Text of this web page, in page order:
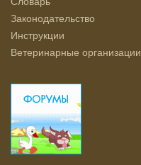
Законодательство
Инструкции
Ветеринарные организации